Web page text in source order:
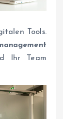
Tools.
Ihr Team